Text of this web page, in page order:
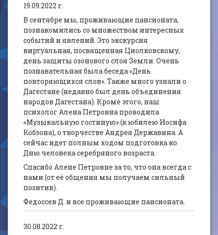
19.09.2022 г.
В сентябре мы, проживающие пансионата,
познакомились со множеством интересных
событий и явлений. Это экскурсия
виртуальная, посвященная Циолковскому,
день защиты озонового слоя Земли. Очень
познавательная была беседа «День
повторяющихся слов». Также много узнали о
Дагестане (недавно был день объединения
народов Дагестана). Кроме этого, наш
психолог Алена Петровна проводила
«Музыкальную гостиную» (к юбилею Иосифа
Кобзона), о творчестве Андрея Державина. А
сейчас идет полным ходом подготовка ко
Дню человека серебряного возраста.
Спасибо Алене Петровне за то, что она всегда с
нами (от её общения мы получаем сильный
позитив).
Федоссев Д. и все проживающие пансионата.
30.08.2022 г.